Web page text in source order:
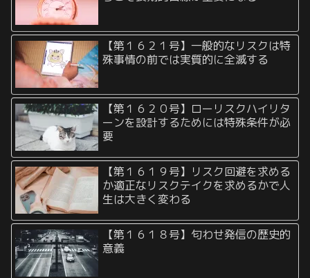
【第１６２１号】一般的なリスクは特
殊事情の前では実質的に全滅する
【第１６２０号】ローリスクハイリタ
ーンを設計するためには特殊条件が必
要
【第１６１９号】リスク回避を求める
か適正なリスクテイクを求めるかで人
生は大きく変わる
【第１６１８号】匂わせ発信の歴史的
意義